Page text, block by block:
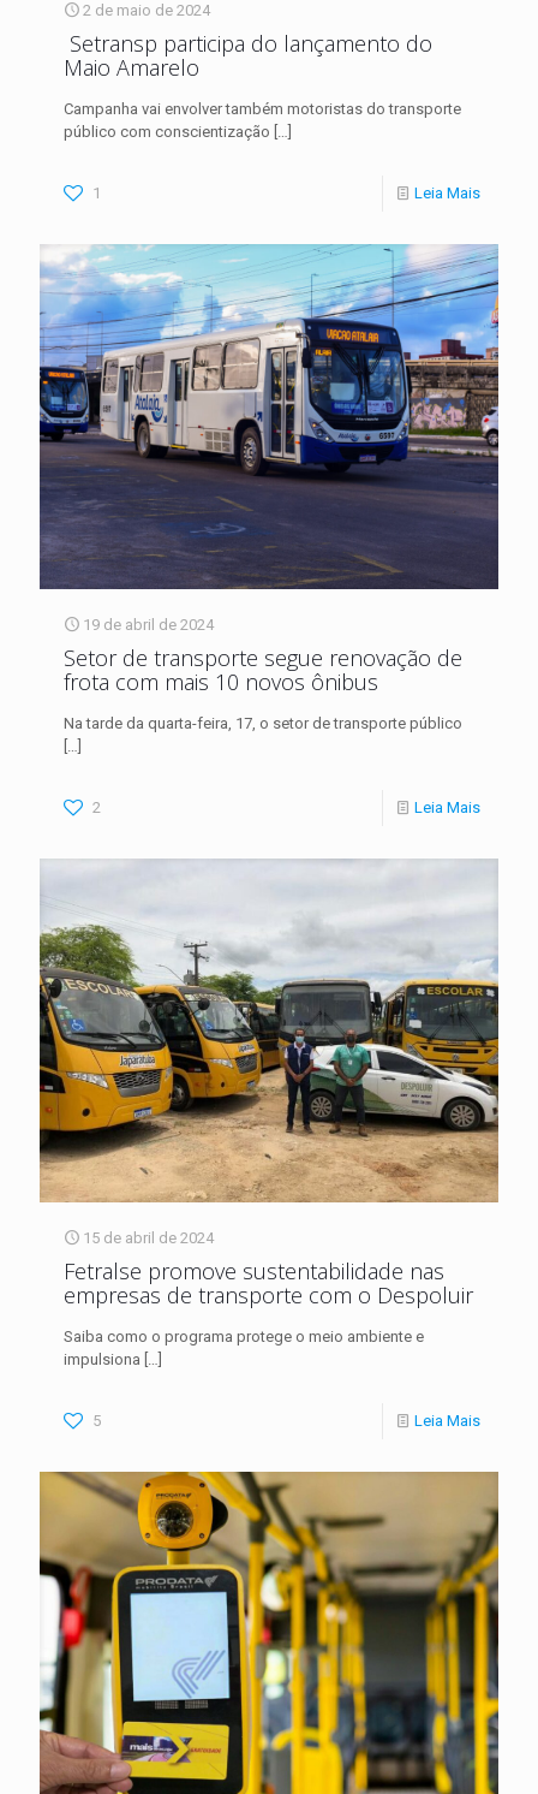
2 de maio de 2024
Setransp participa do lançamento do
Maio Amarelo
Campanha vai envolver também motoristas do transporte
público com conscientização […]
1 Leia Mais
19 de abril de 2024
Setor de transporte segue renovação de
frota com mais 10 novos ônibus
Na tarde da quarta-feira, 17, o setor de transporte público
2 Leia Mais
15 de abril de 2024
Fetralse promove sustentabilidade nas
empresas de transporte com o Despoluir
Saiba como o programa protege o meio ambiente e
impulsiona […]
5 Leia Mais